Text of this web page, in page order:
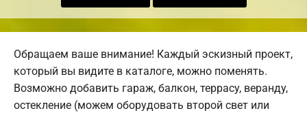
Обращаем ваше внимание! Каждый эскизный проект,
который вы видите в каталоге, можно поменять.
Возможно добавить гараж, балкон, террасу, веранду,
остекление (можем оборудовать второй свет или